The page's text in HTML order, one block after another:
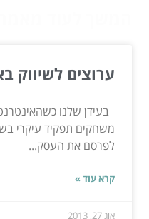
ערוצים לשיווק
בעידן שלנו
משחקים תפקיד עיקרי
לפרסם את העסק...
קרא עוד »
אוג 27, 2013